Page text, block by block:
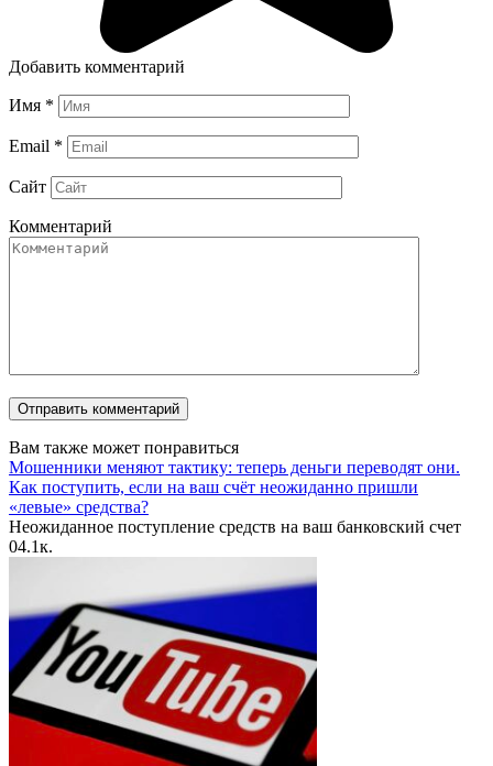
Добавить комментарий
Имя *
Email *
Сайт
Комментарий
Вам также может понравиться
Мошенники меняют тактику: теперь деньги переводят они.
Как поступить, если на ваш счёт неожиданно пришли
«левые» средства?
Неожиданное поступление средств на ваш банковский счет
04.1к.